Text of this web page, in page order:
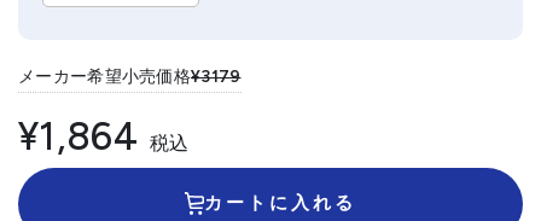
メーカー希望小売価格¥3179
¥1,864 税込
カートに入れる